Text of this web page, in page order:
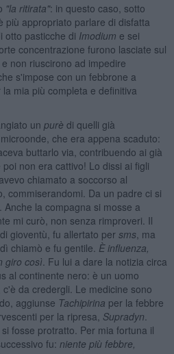
"la ritirata": in questo caso, sotto
più appropriato parlare di disfatta
otto pasticche di Imodium e sei
concentrazione furono lasciate sul
non riuscirono ad impedire
s'impose con un febbrone a
mia più completa e definitiva
un purè di quelli già
che era appena scaduto:
buttarlo via, contribuendo ai già
non era cattivo! Lo dissi ai figli
chiamato a soccorso al
commiserandomi. Da un padre ci si
la compagna si mosse a
mi curò, non senza rimproveri. Il
gioventù, fu allertato per sms, ma
chiamò e fu gentile. È influenza,
giro così . Fu lui a dare la notizia circa
al continente nero: è un uomo
da credergli. Le medicine sono
aggiunse Tachipirina per la febbre
per la ripresa, Supradyn
fosse protratto. Per mia fortuna il
fu: niente più febbre,